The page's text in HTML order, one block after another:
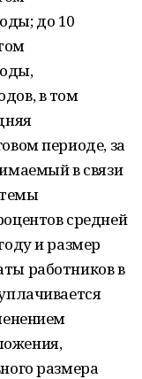
до 10
в том
периоде, за
в связи
средней
и размер
работников в
размера